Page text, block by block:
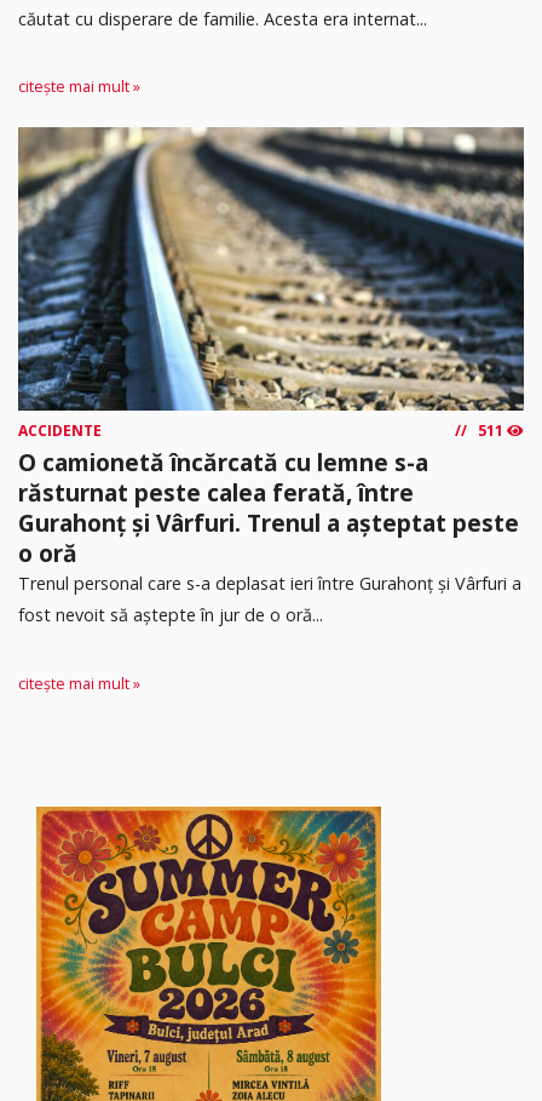
căutat cu disperare de familie. Acesta era internat...
citește mai mult »
ACCIDENTE 511
O camionetă încărcată cu lemne s-a
răsturnat peste calea ferată, între
Gurahonț și Vârfuri. Trenul a așteptat peste
o oră
Trenul personal care s-a deplasat ieri între Gurahonț și Vârfuri a
fost nevoit să aștepte în jur de o oră...
citește mai mult »